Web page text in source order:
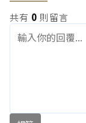
共有 0 則留言